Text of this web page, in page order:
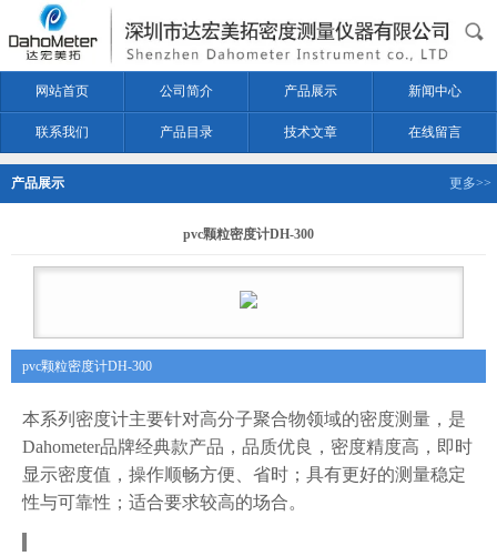
网站首页 公司简介 产品展示 新闻中心
联系我们 产品目录 技术文章 在线留言
产品展示 更多>>
pvc颗粒密度计DH-300
pvc颗粒密度计DH-300
本系列密度计主要针对高分子聚合物领域的密度测量， 是
Dahometer品牌经典款产品，品质优良，密度精度高，即时
显示密度值， 操作顺畅方便、省时；具有更好的测量稳定
性与可靠性 ； 适合要求较高的场合。